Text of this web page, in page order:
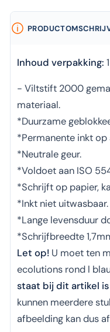
Inhoud verpakking: 1
- Viltstift 2000
materiaal.
*Duurzame
*Permanente inkt op
*Neutrale geur.
*Voldoet aan ISO
*Schrijft op papier,
*Inkt niet uitwasbaar.
*Lange levensduur
*Schrijfbreedte
Let op!U moet ten
ecolutions rond l
staat bij dit artikel
kunnen meerdere
afbeelding kan dus